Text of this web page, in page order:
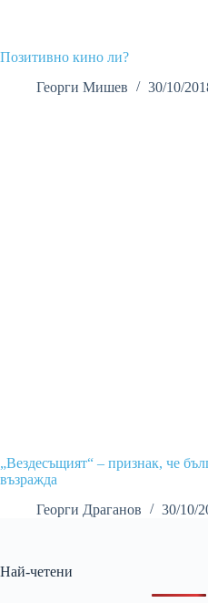
Позитивно кино ли?
Георги Мишев
30/10/
„Вездесъщият“ – признак, че
възражда
Георги Драганов
30/10/
Най-четени